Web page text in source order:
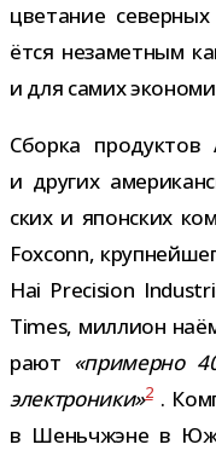
цве­та­ние
ётся неза­мет­ным
и для самих
Сборка
и дру­гих
ских и япон­ских
Foxconn,
Hai Precision
Times, мил­лион
рают «при­мерно
элек­тро­ники»2.
в Шеньчжэне в